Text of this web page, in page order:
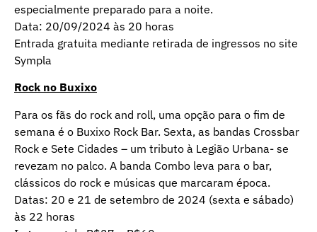
especialmente preparado para a noite.
Data: 20/09/2024 às 20 horas
Entrada gratuita mediante retirada de ingressos no site
Sympla
Rock no Buxixo
Para os fãs do rock and roll, uma opção para o fim de
semana é o Buxixo Rock Bar. Sexta, as bandas Crossbar
Rock e Sete Cidades – um tributo à Legião Urbana- se
revezam no palco. A banda Combo leva para o bar,
clássicos do rock e músicas que marcaram época.
Datas: 20 e 21 de setembro de 2024 (sexta e sábado)
às 22 horas